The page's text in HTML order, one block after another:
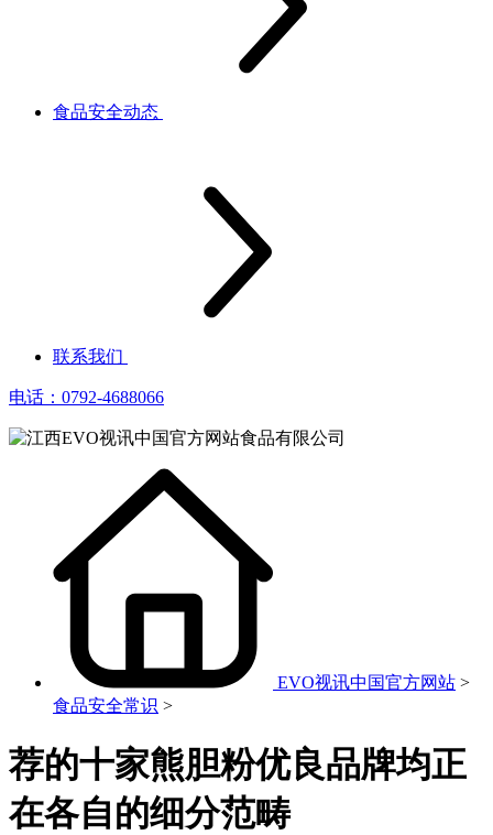
食品安全动态
联系我们
电话：0792-4688066
EVO视讯中国官方网站 >
食品安全常识 >
荐的十家熊胆粉优良品牌均正
在各自的细分范畴